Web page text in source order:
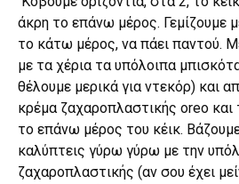
άκρη το επάνω μέρος. Γεμίζουμε
το κάτω μέρος, να πάει παντού.
με τα χέρια τα υπόλοιπα
θέλουμε μερικά για ντεκόρ) και
κρέμα ζαχαροπλαστικής oreo
το επάνω μέρος του κέικ.
καλύπτεις γύρω γύρω με την
ζαχαροπλαστικής (αν σου έχει